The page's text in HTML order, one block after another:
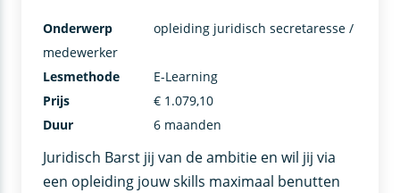
Juridisch Barst jij van de ambitie en wil jij via
een opleiding jouw skills maximaal benutten
Onderwerp
opleiding juridisch secretaresse /
medewerker
Lesmethode
E-Learning
Prijs
€ 1.079,10
Duur
6 maanden